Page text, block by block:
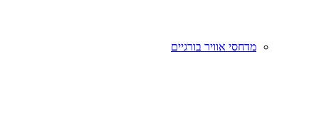
מדחסי אוויר בורגיים